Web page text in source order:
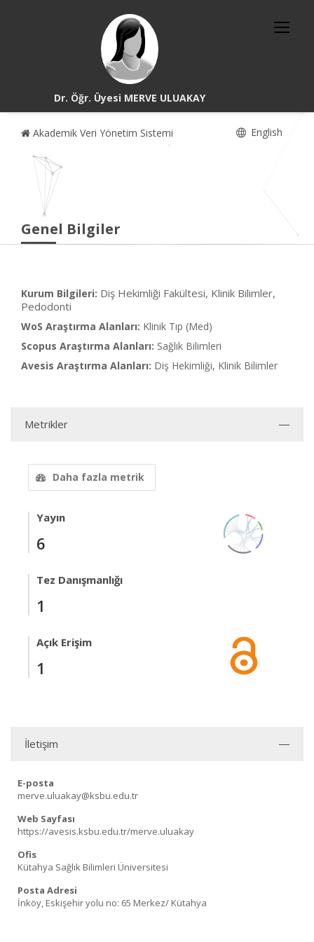
Dr. Öğr. Üyesi MERVE ULUAKAY
Akademik Veri Yönetim Sistemi English
Genel Bilgiler
Kurum Bilgileri: Diş Hekimliği Fakültesi, Klinik Bilimler,
Pedodonti
WoS Araştırma Alanları: Klinik Tıp (Med)
Scopus Araştırma Alanları: Sağlık Bilimleri
Avesis Araştırma Alanları: Diş Hekimliği, Klinik Bilimler
Metrikler
Daha fazla metrik
Yayın
6
Tez Danışmanlığı
1
Açık Erişim
1
İletişim
E-posta
merve.uluakay@ksbu.edu.tr
Web Sayfası
https://avesis.ksbu.edu.tr/merve.uluakay
Ofis
Kütahya Sağlık Bilimleri Üniversitesi
Posta Adresi
İnköy, Eskişehir yolu no: 65 Merkez/ Kütahya